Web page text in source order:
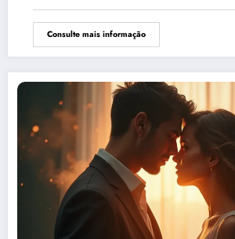
Consulte mais informação